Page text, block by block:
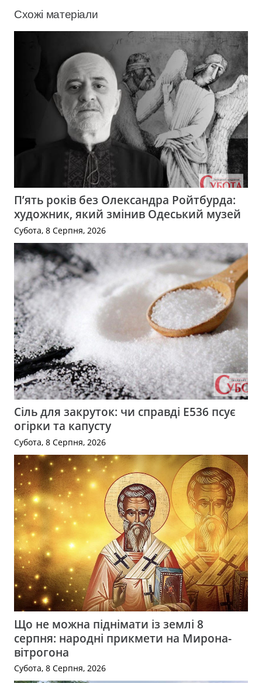
Схожі матеріали
П’ять років без Олександра Ройтбурда:
художник, який змінив Одеський музей
Субота, 8 Серпня, 2026
Сіль для закруток: чи справді Е536 псує
огірки та капусту
Субота, 8 Серпня, 2026
Що не можна піднімати із землі 8
серпня: народні прикмети на Мирона-
вітрогона
Субота, 8 Серпня, 2026